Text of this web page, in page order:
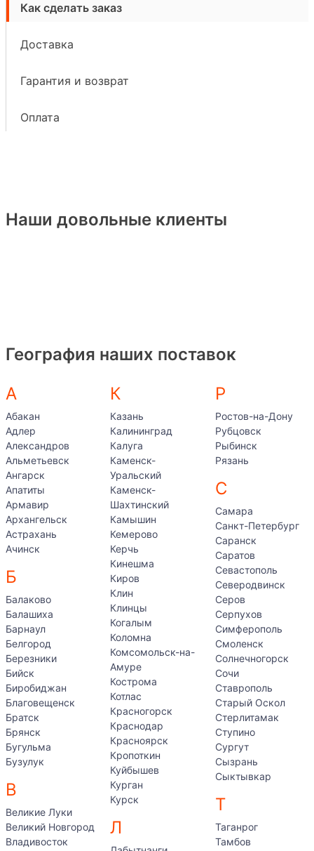
Как сделать заказ
Доставка
Гарантия и возврат
Оплата
Наши довольные клиенты
География наших поставок
А
Абакан
Адлер
Александров
Альметьевск
Ангарск
Апатиты
Армавир
Архангельск
Астрахань
Ачинск
Б
Балаково
Балашиха
Барнаул
Белгород
Березники
Бийск
Биробиджан
Благовещенск
Братск
Брянск
Бугульма
Бузулук
В
Великие Луки
Великий Новгород
Владивосток
К
Казань
Калининград
Калуга
Каменск-
Уральский
Каменск-
Шахтинский
Камышин
Кемерово
Керчь
Кинешма
Киров
Клин
Клинцы
Когалым
Коломна
Комсомольск-на-
Амуре
Кострома
Котлас
Красногорск
Краснодар
Красноярск
Кропоткин
Куйбышев
Курган
Курск
Л
Р
Ростов-на-Дону
Рубцовск
Рыбинск
Рязань
С
Самара
Санкт-Петербург
Саранск
Саратов
Севастополь
Северодвинск
Серов
Серпухов
Симферополь
Смоленск
Солнечногорск
Сочи
Ставрополь
Старый Оскол
Стерлитамак
Ступино
Сургут
Сызрань
Сыктывкар
Т
Таганрог
Тамбов